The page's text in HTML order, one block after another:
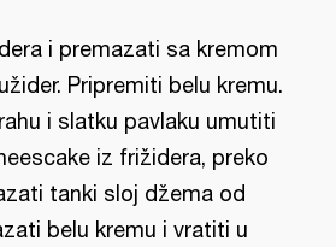
i premazati sa kremom
Pripremiti belu kremu.
i slatku pavlaku umutiti
iz frižidera, preko
tanki sloj džema od
belu kremu i vratiti u